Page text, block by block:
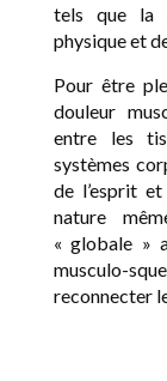
tels que la
physique et
Pour être
douleur
entre les
systèmes
de l’esprit
nature
« globale »
musculo-
reconnecter